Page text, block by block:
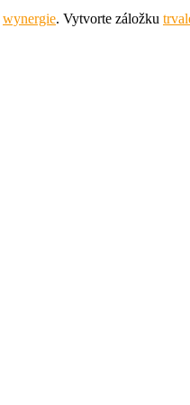
wynergie. Vytvorte záložku